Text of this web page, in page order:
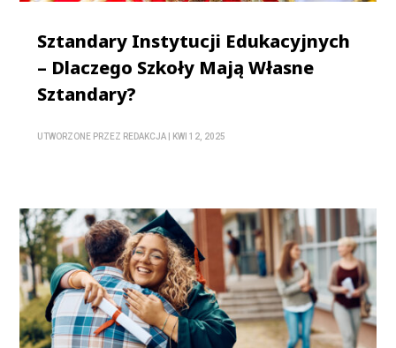
Sztandary Instytucji Edukacyjnych
– Dlaczego Szkoły Mają Własne
Sztandary?
UTWORZONE PRZEZ REDAKCJA KWI 12, 2025